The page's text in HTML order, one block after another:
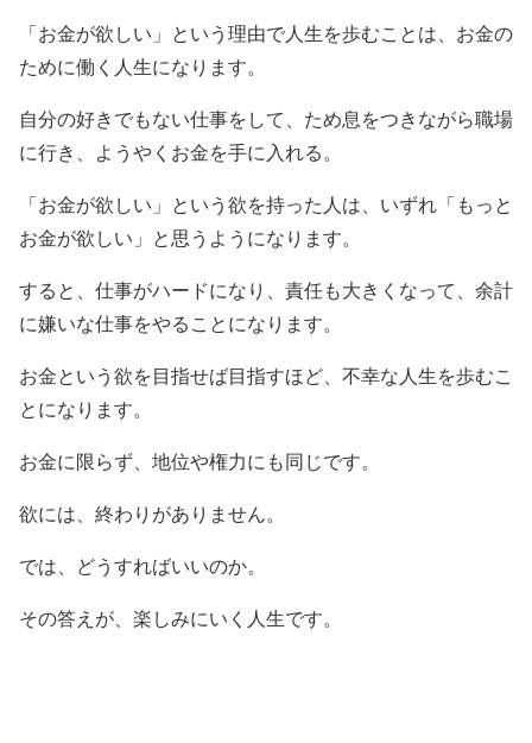
「お金が欲しい」という理由で人生を歩むことは、お金の
ために働く人生になります。
自分の好きでもない仕事をして、ため息をつきながら職場
に行き、ようやくお金を手に入れる。
「お金が欲しい」という欲を持った人は、いずれ「もっと
お金が欲しい」と思うようになります。
すると、仕事がハードになり、責任も大きくなって、余計
に嫌いな仕事をやることになります。
お金という欲を目指せば目指すほど、不幸な人生を歩むこ
とになります。
お金に限らず、地位や権力にも同じです。
欲には、終わりがありません。
では、どうすればいいのか。
その答えが、楽しみにいく人生です。